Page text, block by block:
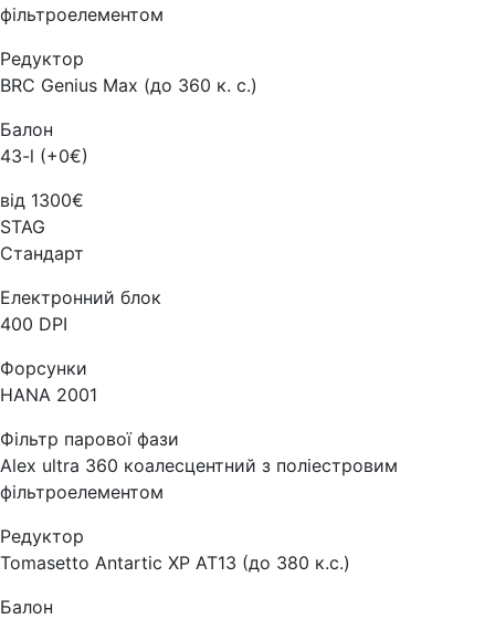
фільтроелементом
Редуктор
BRC Genius Max (до 360 к. с.)
Балон
43-l (+0€)
від 1300€
STAG
Стандарт
Електронний блок
400 DPI
Форсунки
HANA 2001
Фільтр парової фази
Alex ultra 360 коалесцентний з поліестровим
фільтроелементом
Редуктор
Tomasetto Antartic XP AT13 (до 380 к.с.)
Балон